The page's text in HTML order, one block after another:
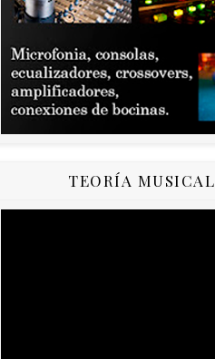
TEORÍA MUSICAL